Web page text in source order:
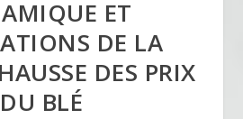
ET
DE LA
DES PRIX
DU BLÉ